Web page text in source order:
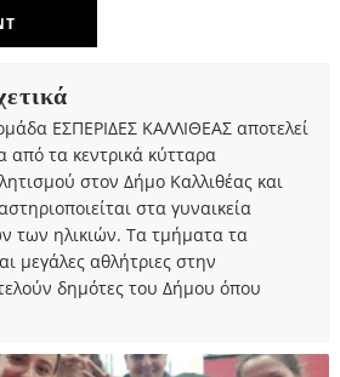
ΕΣΠΕΡΙΔΕΣ ΚΑΛΛΙΘΕΑΣ αποτελεί
από τα κεντρικά κύτταρα
στον Δήμο Καλλιθέας και
στα γυναικεία
των ηλικιών. Τα τμήματα τα
μεγάλες αθλήτριες στην
δημότες του Δήμου όπου